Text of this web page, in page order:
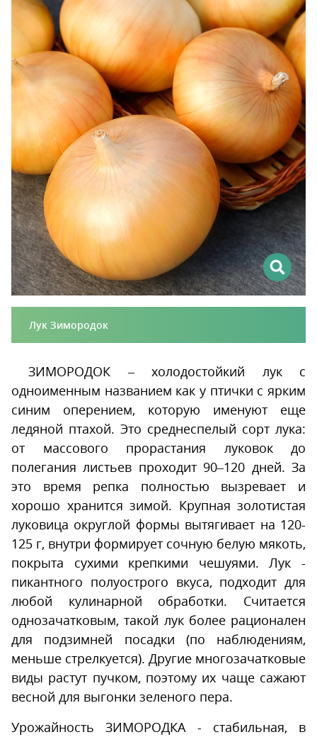
Лук Зимородок
ЗИМОРОДОК – холодостойкий лук с
одноименным названием как у птички с ярким
синим оперением, которую именуют еще
ледяной птахой. Это среднеспелый сорт лука:
от массового прорастания луковок до
полегания листьев проходит 90–120 дней. За
это время репка полностью вызревает и
хорошо хранится зимой. Крупная золотистая
луковица округлой формы вытягивает на 120-
125 г, внутри формирует сочную белую мякоть,
покрыта сухими крепкими чешуями. Лук -
пикантного полуострого вкуса, подходит для
любой кулинарной обработки. Считается
однозачатковым, такой лук более рационален
для подзимней посадки (по наблюдениям,
меньше стрелкуется). Другие многозачатковые
виды растут пучком, поэтому их чаще сажают
весной для выгонки зеленого пера.
Урожайность ЗИМОРОДКА - стабильная, в